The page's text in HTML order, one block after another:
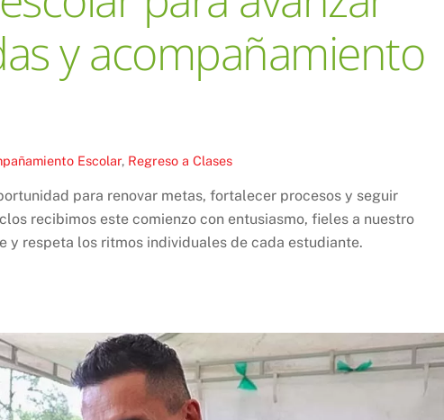
y acompañamiento
Escolar, Regreso a Clases
para renovar metas, fortalecer procesos y seguir
recibimos este comienzo con entusiasmo, fieles a nuestro
y respeta los ritmos individuales de cada estudiante.